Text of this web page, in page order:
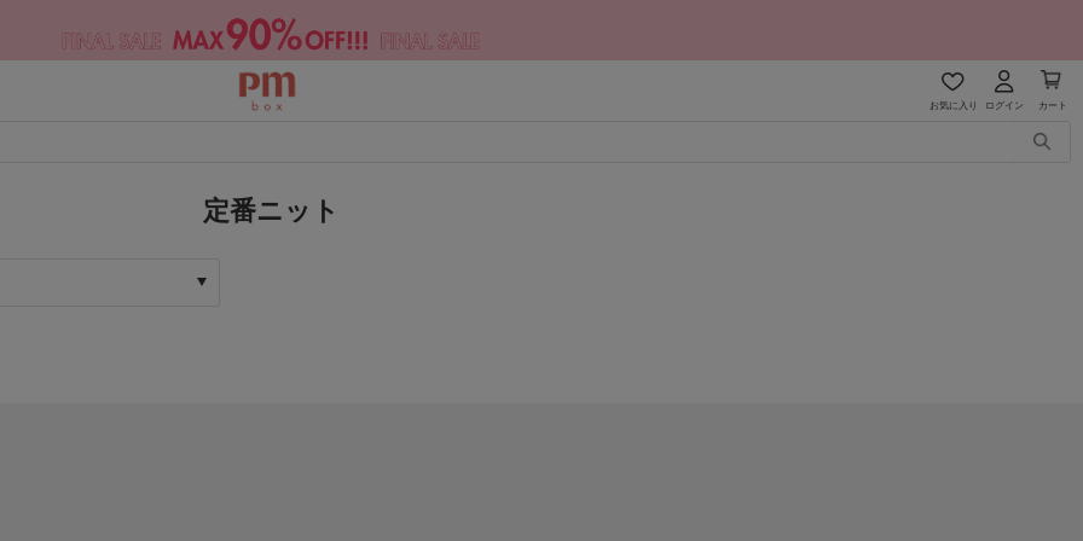
お気に入り ログイン カート
定番ニット